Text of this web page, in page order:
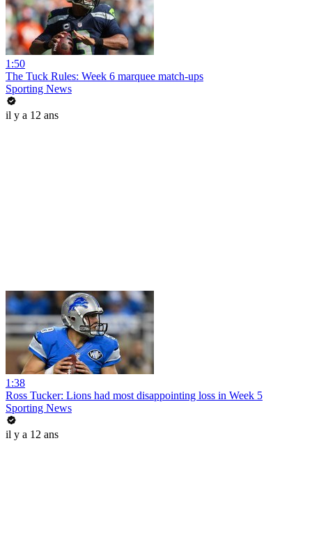
1:50
The Tuck Rules: Week 6 marquee match-ups
Sporting News
il y a 12 ans
1:38
Ross Tucker: Lions had most disappointing loss in Week 5
Sporting News
il y a 12 ans